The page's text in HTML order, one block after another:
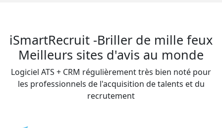
iSmartRecruit -Briller de mille feux
Meilleurs sites d'avis au monde
Logiciel ATS + CRM régulièrement très bien noté pour
les professionnels de l'acquisition de talents et du
recrutement